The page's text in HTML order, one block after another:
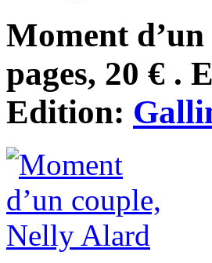
Moment
pages, 20 € .
Edition: